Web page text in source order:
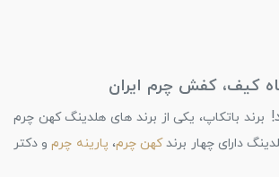
کیف، کفش چرم ایران
برند باتکاپ، یکی از برند های هلدینگ کهن چرم
دارای چهار برندکهن چرم، پارینه چرمو دکتر